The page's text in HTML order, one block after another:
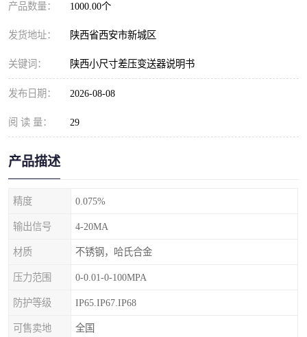
产品数量： 1000.00个
发货地址： 陕西省西安市新城区
关键词： 陕西小尺寸差压变送器说明书
发布日期： 2026-08-08
阅 读 量： 29
产品描述
精度 0.075%
输出信号 4-20MA
材质 不锈钢，哈氏合金
压力范围 0-0.01-0-100MPA
防护等级 IP65.IP67.IP68
可售卖地 全国